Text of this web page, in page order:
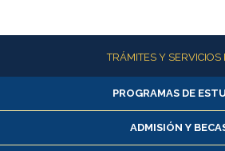
Más informaciónTRÁMITES Y SERVICIOS
Alumnas/os y
Matrícula en línea
Inscripción y cambio de
PROGRAMAS DE
ADMISIÓN Y